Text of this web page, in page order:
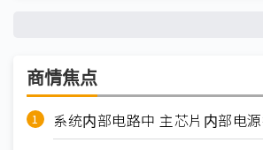
商情焦点
系统内部电路中 主芯片内部电